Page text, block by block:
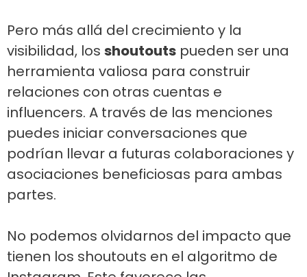
Pero más allá del crecimiento y la
visibilidad, los shoutouts pueden ser una
herramienta valiosa para construir
relaciones con otras cuentas e
influencers. A través de las menciones
puedes iniciar conversaciones que
podrían llevar a futuras colaboraciones y
asociaciones beneficiosas para ambas
partes.
No podemos olvidarnos del impacto que
tienen los shoutouts en el algoritmo de